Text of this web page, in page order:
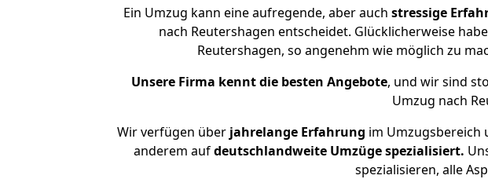
Ein Umzug kann eine aufregende, aber auch stressige
nach Reutershagen entscheidet. Glücklicherweise
Reutershagen, so angenehm wie möglich zu
Unsere Firma kennt die besten Angebote, und wir sind
Umzug nach
Wir verfügen über jahrelange Erfahrung im Umzugsbereich
anderem aufdeutschlandweite Umzüge spezialisiert.
spezialisieren, alle